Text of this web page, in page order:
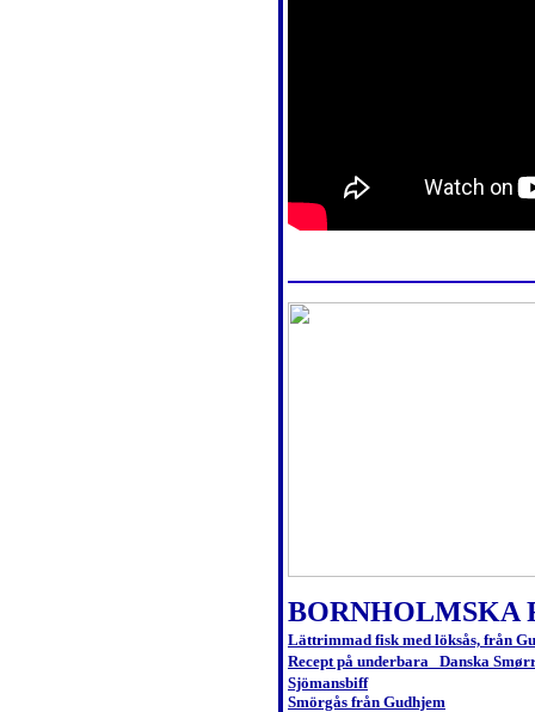
BORNHOLMSKA
Lättrimmad fisk med löksås, från
Recept på underbara Danska
Sjömansbiff
Smörgås från Gudhjem